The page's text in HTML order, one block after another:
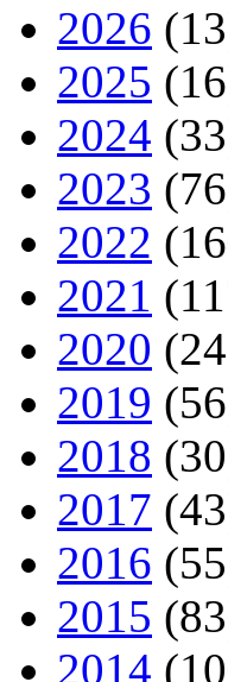
2026
2025
2024
2023
2022
2021
2020
2019
2018
2017
2016
2015
2014